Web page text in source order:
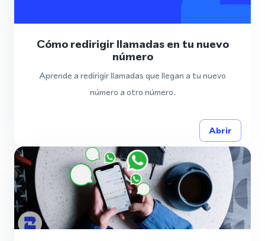
Cómo redirigir llamadas en tu nuevo
número
Aprende a redirigir llamadas que llegan a tu nuevo
número a otro número.
Abrir